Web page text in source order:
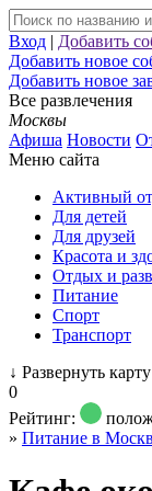
Вход | Добавить
Добавить новое
Добавить новое
Все развлечения
Москвы
Афиша Новости
Меню сайта
Активный
Для детей
Для друзей
Красота и
Отдых и
Питание
Спорт
Транспорт
↓ Развернуть карту
0
Рейтинг:
» Питание в